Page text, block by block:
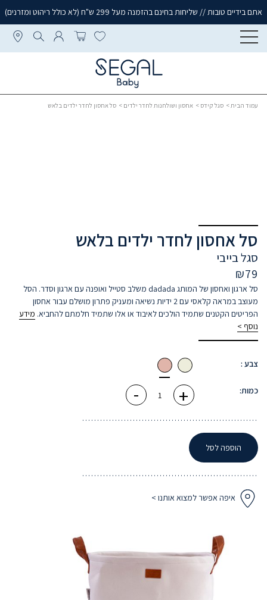
אתם בידיים טובות // שליחות בחינם בהזמנה מעל 299 ש"ח (לא כולל ריהוט ומזרנים)
עמוד הבית> סגל קידס > אחסון ושולחנות לחדר ילדים > סל אחסון לחדר ילדים בלאש
סל אחסון לחדר ילדים בלאש
סגל בייבי
₪79
סל ארגון ואחסון של המותג dadada משלב סטייל ואופנה עם ארגון וסדר. הסל
מעוצב במראה קלאסי עם 2 ידיות נשיאה ומעניק פתרון מושלם עבור אחסון
הפריטים הקטנים שתמיד הולכים לאיבוד או אלו שתמיד חלמתם להחביא. מידע
נוסף >
צבע :
כמות: - של
לחדר
+
הוספה לסל
איפה אפשר למצוא אותנו >